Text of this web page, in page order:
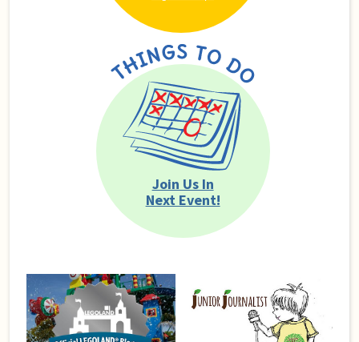
Join Us In
Next Event!